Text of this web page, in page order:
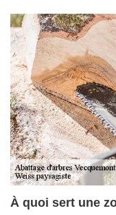
À quoi sert une